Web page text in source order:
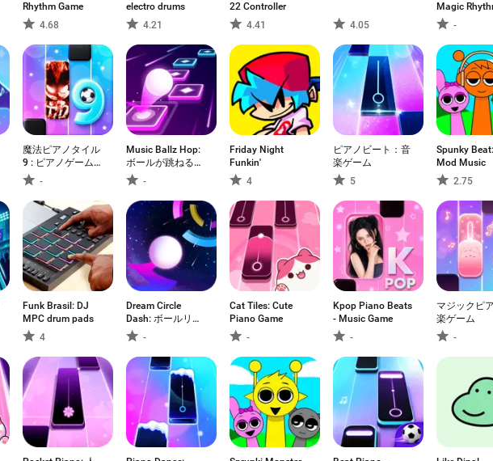
Rhythm Game
4.68
electro drums
4.21
22 Controller
4.41
4.05
Magic
-
魔法ピアノタイル
9 : ピアノゲーム、
おんがくげーむ、
音ゲー
-
Music Ballz Hop:
ボールが跳ねるリ
ズムゲーム
-
Friday Night
Funkin'
4
ピアノビート：音
楽ゲーム
5
Spunky Beat:
Mod Music
2.75
Funk Brasil: DJ
MPC drum pads
4
Dream Circle
Dash: ボールリズ
ムゲーム
-
Cat Tiles: Cute
Piano Game
-
Kpop Piano Beats
- Music Game
-
マジックピ
楽ゲーム
-